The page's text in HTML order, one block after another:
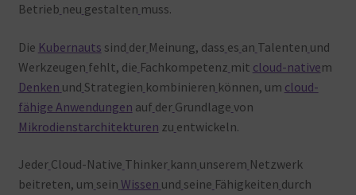
Betrieb neu gestalten muss.
Die Kubernauts sind der Meinung, dass es an Talenten und
Werkzeugen fehlt, die Fachkompetenz mit cloud-nativem
Denken und Strategien kombinieren können, um cloud-
fähige Anwendungen auf der Grundlage von
Mikrodienstarchitekturen zu entwickeln.
Jeder Cloud-Native Thinker kann unserem Netzwerk
beitreten, um sein Wissen und seine Fähigkeiten durch